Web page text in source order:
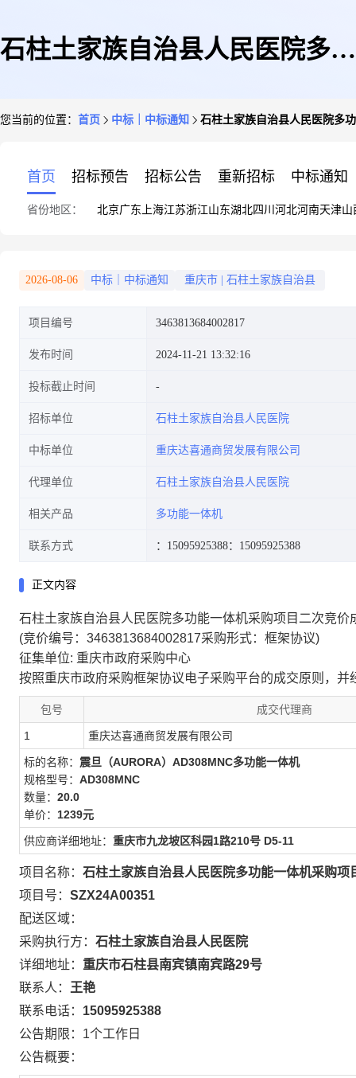
石柱土家族自治县人民医院多功
您当前的位置： 首页 中标｜中标通知 石柱土家族自治县人民医院多
首页 招标预告 招标公告 重新招标 中标通知
省份地区： 北京广东 上海江苏浙江山东湖北四川 河北河南天津山
2026-08-06 中标｜中标通知 重庆市 石柱土家族自治县
项目编号 3463813684002817
发布时间 2024-11-21 13:32:16
投标截止时间
招标单位 石柱土家族自治县人民医院
中标单位 重庆达喜通商贸发展有限公司
代理单位 石柱土家族自治县人民医院
相关产品 多功能一体机
联系方式 ：15095925388：15095925388
正文内容
石柱土家族自治县人民医院多功能一体机采购项目二次竞价
(竞价编号：3463813684002817采购形式：框架协议)
征集单位: 重庆市政府采购中心
按照重庆市政府采购框架协议电子采购平台的成交原则，
包号 成交代理商
1 重庆达喜通商贸发展有限公司
标的名称： 震旦（AURORA）AD308MNC多功能一体机
规格型号： AD308MNC
数量： 20.0
单价： 1239元
供应商详细地址： 重庆市九龙坡区科园1路210号 D5-11
项目名称： 石柱土家族自治县人民医院多功能一体机采购项
项目号： SZX24A00351
配送区域：
采购执行方： 石柱土家族自治县人民医院
详细地址： 重庆市石柱县南宾镇南宾路29号
联系人：
王艳
联系电话： 15095925388
公告期限：1个工作日
公告概要：